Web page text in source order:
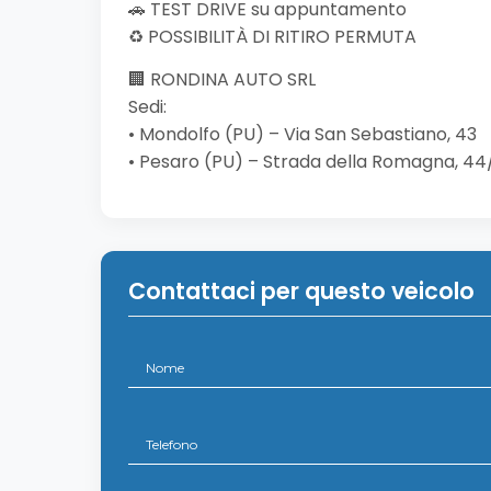
🚗 TEST DRIVE su appuntamento
♻️ POSSIBILITÀ DI RITIRO PERMUTA
🏢 RONDINA AUTO SRL
Sedi:
• Mondolfo (PU) – Via San Sebastiano, 43
• Pesaro (PU) – Strada della Romagna,
Contattaci per questo veicolo